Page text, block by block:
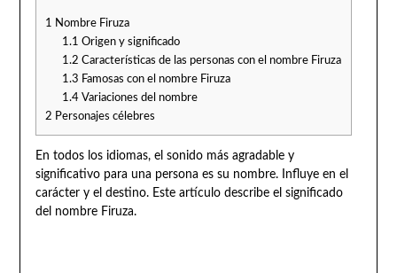
1 Nombre Firuza
1.1 Origen y significado
1.2 Características de las personas con el nombre Firuza
1.3 Famosas con el nombre Firuza
1.4 Variaciones del nombre
2 Personajes célebres
En todos los idiomas, el sonido más agradable y
significativo para una persona es su nombre. Influye en el
carácter y el destino. Este artículo describe el significado
del nombre Firuza.